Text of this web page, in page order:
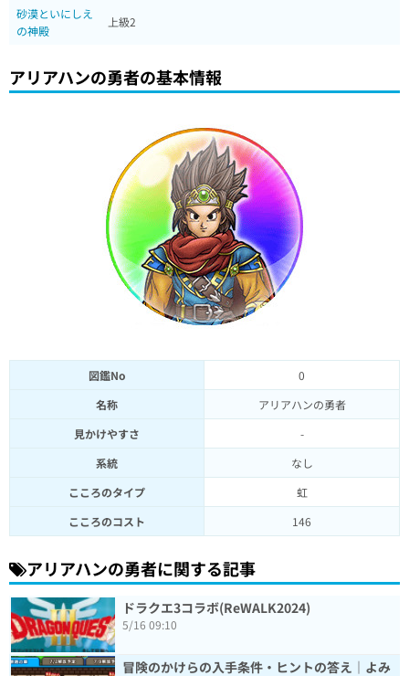
砂漠といにしえ
の神殿
上級2
アリアハンの勇者の基本情報
図鑑No
0
名称
アリアハンの勇者
見かけやすさ
-
系統
なし
こころのタイプ
虹
こころのコスト
146
アリアハンの勇者に関する記事
ドラクエ3コラボ(ReWALK2024)
5/16 09:10
冒険のかけらの入手条件・ヒントの答え｜よみ